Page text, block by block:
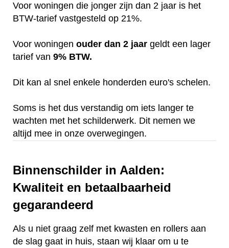
Voor woningen die jonger zijn dan 2 jaar is het
BTW-tarief vastgesteld op 21%.
Voor woningen ouder dan 2 jaar geldt een lager
tarief van 9% BTW.
Dit kan al snel enkele honderden euro's schelen.
Soms is het dus verstandig om iets langer te
wachten met het schilderwerk. Dit nemen we
altijd mee in onze overwegingen.
Binnenschilder in Aalden:
Kwaliteit en betaalbaarheid
gegarandeerd
Als u niet graag zelf met kwasten en rollers aan
de slag gaat in huis, staan wij klaar om u te